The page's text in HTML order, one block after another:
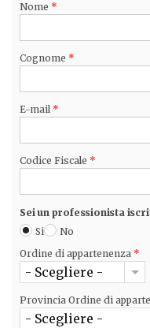
Nome *
Cognome *
E-mail *
Codice Fiscale *
Sei un professionista
Si
No
Ordine di appartenenza *
- Scegliere -
Provincia Ordine di
- Scegliere -